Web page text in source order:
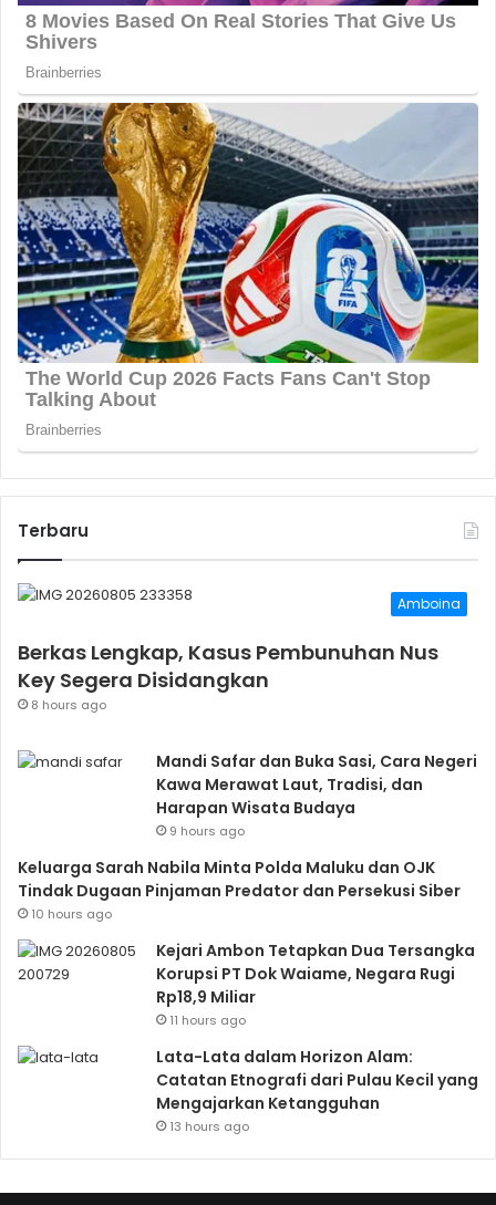
Terbaru
Amboina
Berkas Lengkap, Kasus Pembunuhan Nus
Key Segera Disidangkan
8 hours ago
Mandi Safar dan Buka Sasi, Cara Negeri
Kawa Merawat Laut, Tradisi, dan
Harapan Wisata Budaya
9 hours ago
Keluarga Sarah Nabila Minta Polda Maluku dan OJK
Tindak Dugaan Pinjaman Predator dan Persekusi Siber
10 hours ago
Kejari Ambon Tetapkan Dua Tersangka
Korupsi PT Dok Waiame, Negara Rugi
Rp18,9 Miliar
11 hours ago
Lata-Lata dalam Horizon Alam:
Catatan Etnografi dari Pulau Kecil yang
Mengajarkan Ketangguhan
13 hours ago